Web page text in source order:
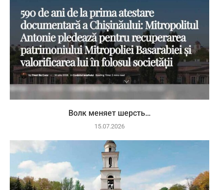
Волк меняет шерсть…
15.07.2026